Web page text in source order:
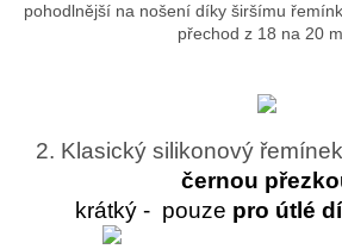
pohodlnější na nošení díky širšímu
přechod z 18 na 20
2. Klasický silikonový řemínek
černou
krátký - pouze pro útlé